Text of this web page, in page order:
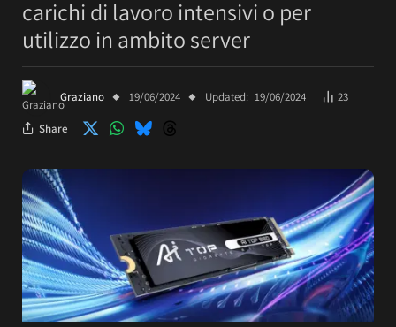
carichi di lavoro intensivi o per
utilizzo in ambito server
Graziano 19/06/2024 Updated: 19/06/2024 23
Share